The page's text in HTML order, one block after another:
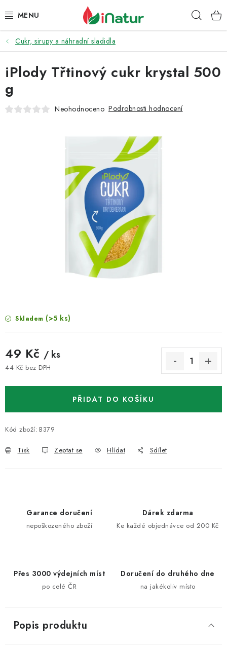
na
POTRAVINY
OŘECHY A SUŠENÉ PLODY
SNACKY
DOPRAVA A PLATBA
Reklamace a vrácení zboží
Cukr, sirupy a náhradní sladidla
Skladem (>5 ks)
49 Kč / ks
44 Kč bez DPH
PŘIDAT DO KOŠÍKU
Kód zboží: B379
Tisk Zeptat se Hlídat Sdílet
iPlody Třtinový cukr krystal 500
g
Neohodnoceno Podrobnosti hodnocení
Garance doručení
nepoškozeného zboží
Dárek zdarma
Ke každé objednávce od 200 Kč
Přes 3000 výdejních míst
po celé ČR
Doručení do druhého dne
na jakékoliv místo
Popis produktu